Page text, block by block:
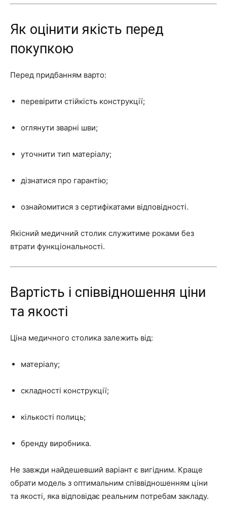
Як оцінити якість перед
покупкою
Перед придбанням варто:
перевірити стійкість конструкції;
оглянути зварні шви;
уточнити тип матеріалу;
дізнатися про гарантію;
ознайомитися з сертифікатами відповідності.
Якісний медичний столик служитиме роками без
втрати функціональності.
Вартість і співвідношення ціни
та якості
Ціна медичного столика залежить від:
матеріалу;
складності конструкції;
кількості полиць;
бренду виробника.
Не завжди найдешевший варіант є вигідним. Краще
обрати модель з оптимальним співвідношенням ціни
та якості, яка відповідає реальним потребам закладу.